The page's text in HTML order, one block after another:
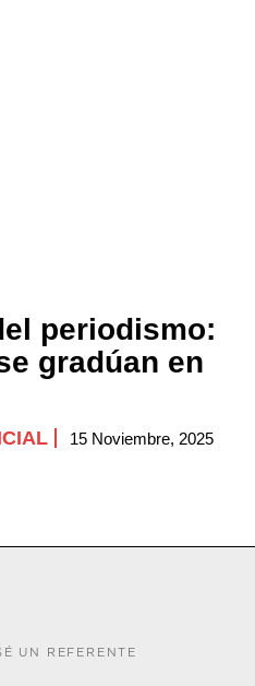
periodismo:
gradúan en
15 Noviembre, 2025
UN REFERENTE